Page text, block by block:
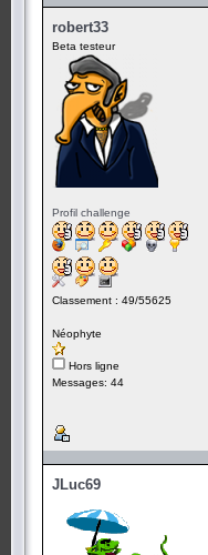
robert33
Beta testeur
Profil challenge
Classement : 49/55625
Néophyte
Hors ligne
Messages: 44
JLuc69